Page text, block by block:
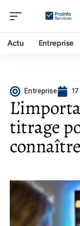
Actu Entreprise
Entreprise
titrage